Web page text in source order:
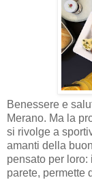
Benessere e
Merano. Ma la
si rivolge a
amanti della
pensato per loro:
parete, permette